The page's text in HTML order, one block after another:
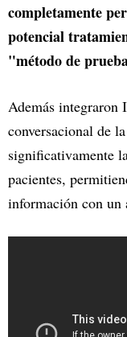
completamente
potencial
"método de
Además
conversacional de
significativamente
pacientes,
información con un